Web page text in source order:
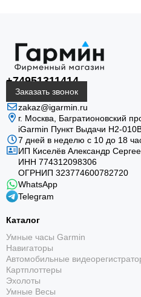
+74951311414
Заказать звонок
zakaz@igarmin.ru
г. Москва, Багратионовский
iGarmin Пункт Выдачи Н2-
7 дней в неделю с 10 до 18
ИП Киселёв Александр
ИНН 774312098306
ОГРНИП 323774600782720
WhatsApp
Telegram
Каталог
Умные часы Garmin
Навигаторы
Автомобильные
Картплоттеры
Эхолоты
Умные Весы